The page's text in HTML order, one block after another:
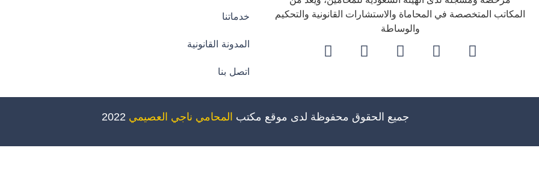
المكاتب المتخصصة في المحاماة والاستشارات القانونية والتحكيم
والوساطة
خدماتنا
المدونة القانونية
اتصل بنا
جميع الحقوق محفوظة لدى موقع مكتب المحامي ناجي العصيمي